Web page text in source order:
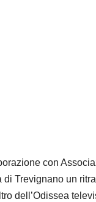
con
Trevignano un
dell’Odissea